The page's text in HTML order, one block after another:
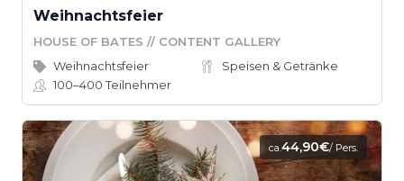
Weihnachtsfeier
HOUSE OF BATES // CONTENT GALLERY
Weihnachtsfeier
Speisen & Getränke
100–400Teilnehmer
ca.44,90€/ Pers.